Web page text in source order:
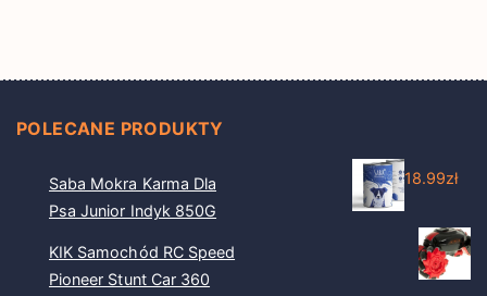
POLECANE PRODUKTY
Saba Mokra Karma Dla
Psa Junior Indyk 850G
18.99zł
KIK Samochód RC Speed
Pioneer Stunt Car 360